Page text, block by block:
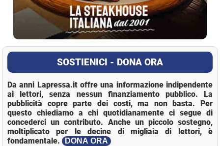
SOSTIENICI - DONA ORA
Da anni Lapressa.it offre una informazione indipendente
ai lettori, senza nessun finanziamento pubblico. La
pubblicità copre parte dei costi, ma non basta. Per
questo chiediamo a chi quotidianamente ci segue di
concederci un contributo. Anche un piccolo sostegno,
moltiplicato per le decine di migliaia di lettori, è
fondamentale.
DONA ORA